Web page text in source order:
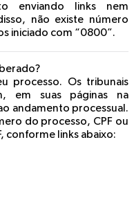
enviando links nem
não existe número
iniciado com “0800”.
processo. Os tribunais
em suas páginas na
andamento processual.
do processo, CPF ou
conforme links abaixo: